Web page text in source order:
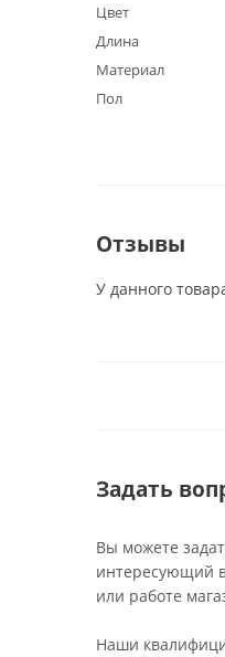
Цвет
Длина
Материал
Пол
Отзывы
У данного
Задать
Вы можете
интересующий
или работе
Наши